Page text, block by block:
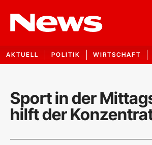
AKTUELL POLITIK WIRTSCHAFT
Sport in der
hilft der